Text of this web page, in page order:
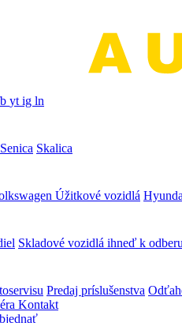
yt ig ln
Senica Skalica
Úžitkové vozidlá
Skladové vozidlá ihneď k odberu
Predaj príslušenstva
Kontakt